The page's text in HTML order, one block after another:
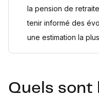
la pension de
tenir informé des
une estimation la
Quels sont